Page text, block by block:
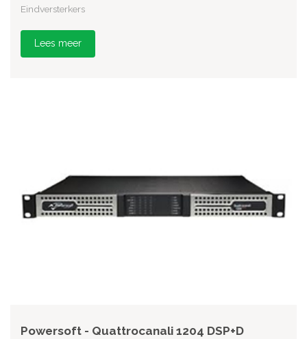
Eindversterkers
Lees meer
Powersoft - Quattrocanali 1204 DSP+D